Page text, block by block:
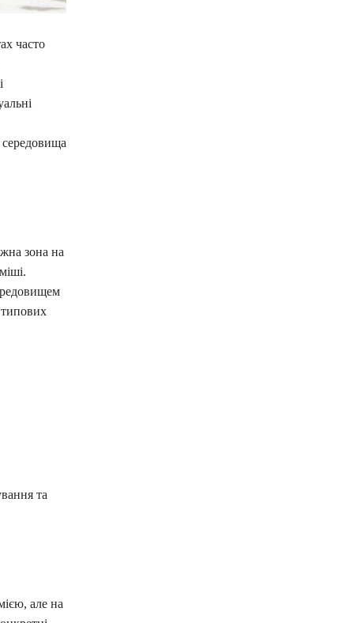
часто
середовища
зона на
типових
та
але на